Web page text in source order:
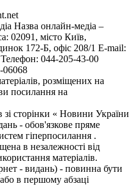
Назва онлайн-медіа –
02091, місто Київ,
172-Б, офіс 208/1 E-mail:
Телефон: 044-205-43-00
06068
розміщених на
посилання на
зі сторінки « Новини України
- обов'язкове пряме
гіперпосилання .
в незалежності від
матеріалів.
- видань) - повинна бути
в першому абзаці